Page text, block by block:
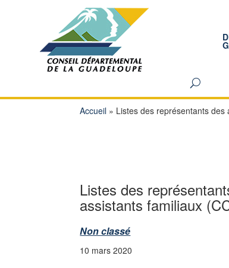
Accueil » Listes des représentants des
Listes des
assistants familiaux
Non classé
10 mars 2020